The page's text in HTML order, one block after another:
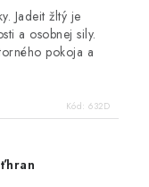
Jadeit žltý je
a osobnej sily.
pokoja a
Kód: 632D